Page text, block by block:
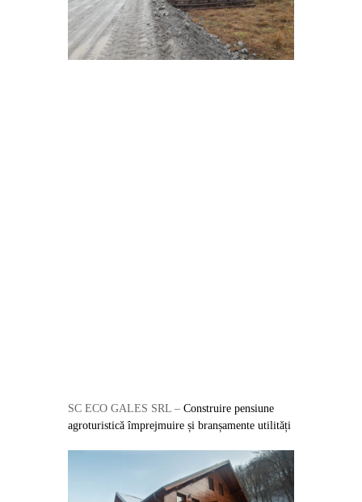
SC ECO GALES SRL – Construire pensiune
agroturistică împrejmuire și branșamente utilități